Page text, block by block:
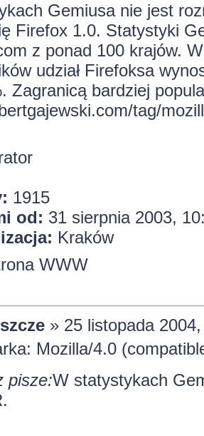
Gemiusa nie jest
Firefox 1.0. Statystyki
z ponad 100 krajów.
udział Firefoksa
Zagranicą bardziej
tag/
1915
od: 31 sierpnia 2003,
Kraków
WWW
» 25 listopada
Mozilla/4.0
pisze:W statystykach